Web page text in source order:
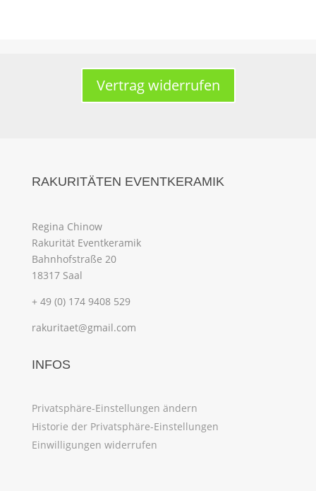
Vertrag widerrufen
RAKURITÄTEN EVENTKERAMIK
Regina Chinow
Rakurität Eventkeramik
Bahnhofstraße 20
18317 Saal
+ 49 (0) 174 9408 529
rakuritaet@gmail.com
INFOS
Privatsphäre-Einstellungen ändern
Historie der Privatsphäre-Einstellungen
Einwilligungen widerrufen